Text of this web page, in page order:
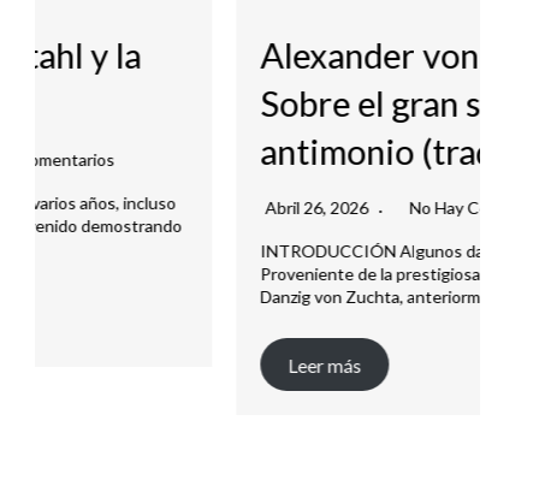
Alexander von Süchten.
Sobre el gran secreto del
antimonio (traducción).
Abril 26, 2026 No Hay Comentarios
INTRODUCCIÓN Algunos datos biográficos.
Proveniente de la prestigiosa familia patricia de
Danzig von Zuchta, anteriormente…